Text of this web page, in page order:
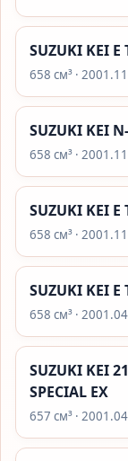
SUZUKI KEI E
658 см³ · 2001.11
SUZUKI KEI
658 см³ · 2001.11
SUZUKI KEI E
658 см³ · 2001.11
SUZUKI KEI E
658 см³ · 2001.04
SUZUKI KEI
SPECIAL EX
657 см³ · 2001.04